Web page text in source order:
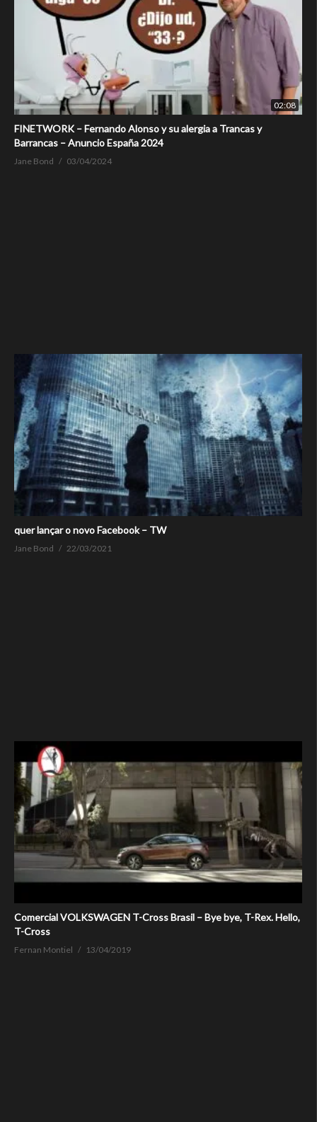
02:08
FINETWORK – Fernando Alonso y su alergia a Trancas y
Barrancas – Anuncio España 2024
Jane Bond 03/04/2024
quer lançar o novo Facebook – TW
Jane Bond 22/03/2021
Comercial VOLKSWAGEN T-Cross Brasil – Bye bye, T-Rex. Hello,
T-Cross
Fernan Montiel 13/04/2019